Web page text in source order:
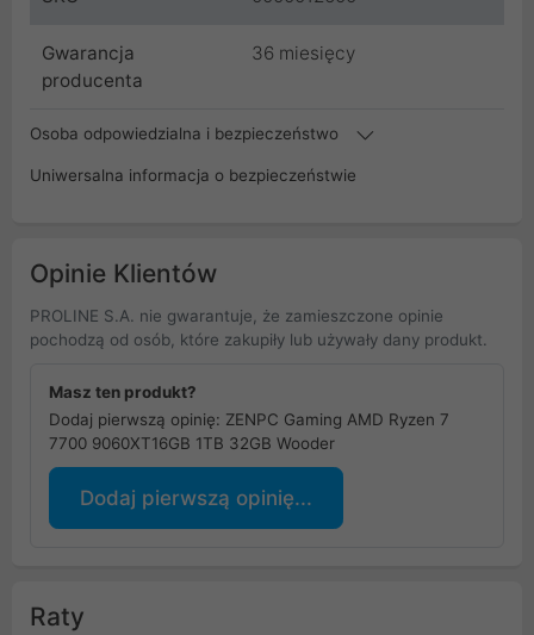
Gwarancja
producenta
36 miesięcy
Osoba odpowiedzialna i bezpieczeństwo
Uniwersalna informacja o bezpieczeństwie
Opinie Klientów
PROLINE S.A. nie gwarantuje, że zamieszczone opinie
pochodzą od osób, które zakupiły lub używały dany produkt.
Masz ten produkt?
Dodaj pierwszą opinię: ZENPC Gaming AMD Ryzen 7
7700 9060XT16GB 1TB 32GB Wooder
Dodaj pierwszą opinię...
Raty